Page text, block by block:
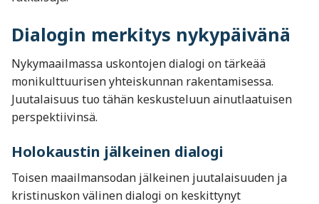
Dialogin merkitys nykypäivänä
Nykymaailmassa uskontojen dialogi on tärkeää
monikulttuurisen yhteiskunnan rakentamisessa.
Juutalaisuus tuo tähän keskusteluun ainutlaatuisen
perspektiivinsä.
Holokaustin jälkeinen dialogi
Toisen maailmansodan jälkeinen juutalaisuuden ja
kristinuskon välinen dialogi on keskittynyt